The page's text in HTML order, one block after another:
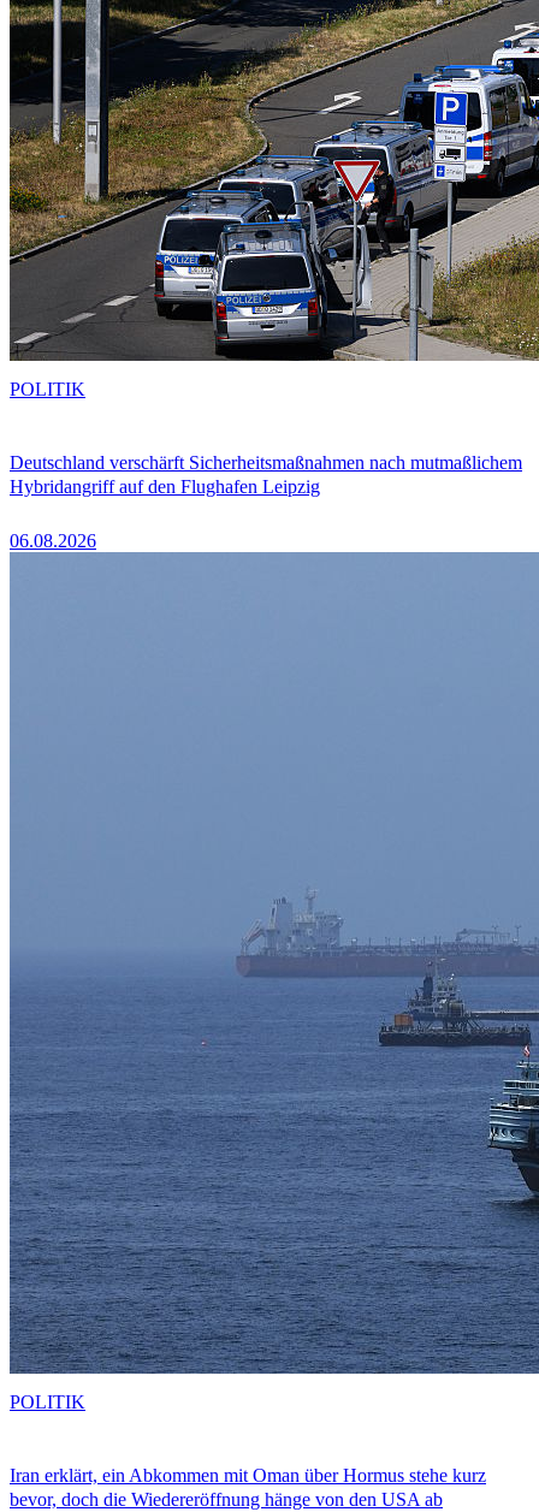
Deutschland verschärft Sicherheitsmaßnahmen nach mutmaßlichem
Hybridangriff auf den Flughafen Leipzig
06.08.2026
POLITIK
Iran erklärt, ein Abkommen mit Oman über Hormus stehe kurz
bevor, doch die Wiedereröffnung hänge von den USA ab
POLITIK